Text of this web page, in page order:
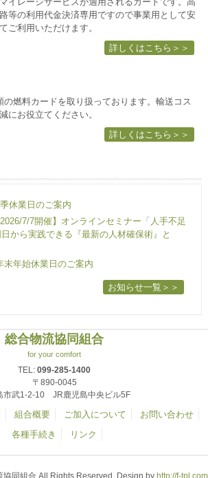
等の利用代金決済専用ですので事業用として安
ご利用いただけます。
詳しくはこちら＞＞
の燃料カードを取り扱っております。輸送コス
にお役立てください。
詳しくはこちら＞＞
休業日のご案内
2026/7/7開催】オンラインセミナー「人手不足
から実践できる『最新の人材確保術』と
末年始休業日のご案内
お知らせ一覧＞＞
総合物流協同組合
for your comfort
TEL: 099-285-1400
〒890-0045
市武1-2-10 JR鹿児島中央ビル5F
組合概要 ご加入について
お問い合わせ
各種手続き
リンク
同組合 All Rights Reserved. Design by http://f-tpl.com